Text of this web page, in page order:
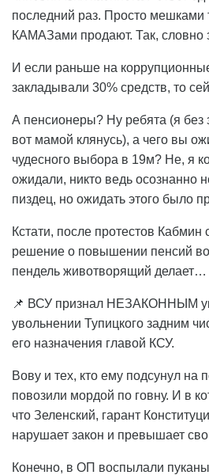
последний раз. Просто мешками
КАМАЗами продают. Так, словно
И если раньше на
закладывали 30% средств, то
А пенсионеры? Ну ребята (я без
вот мамой клянусь), а чего вы
чудесного выбора в 19м? Не, я
ожидали, никто ведь осознанно
пиздец, но ожидать этого было
Кстати, после протестов Кабмин
решение о повышении пенсий
пендель животворящий делает…
📌 ВСУ признал НЕЗАКОННЫМ
увольнении Тупицкого задним
его назначения главой КСУ.
Вову и тех, кто ему подсунул на
повозили мордой по говну. И в
что Зеленский, гарант
нарушает закон и превышает
Конечно, в ОП воспылали